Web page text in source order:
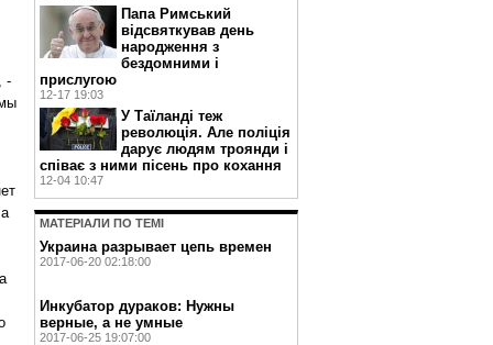
-
Папа Римський
відсвяткував день
народження з
бездомними і
прислугою
12-17 19:03
У Таїланді теж
революція. Але поліція
дарує людям троянди і
співає з ними пісень про кохання
12-04 10:47
МАТЕРIАЛИ ПО ТЕМI
Украина разрывает цепь времен
2017-06-20 02:18:00
Инкубатор дураков: Нужны
верные, а не умные
2017-06-25 19:07:00